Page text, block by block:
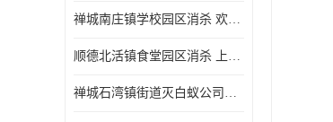
禅城南庄镇学校园区消杀 欢迎电话咨询 价格优惠
顺德北活镇食堂园区消杀 上门服务 确定方案
禅城石湾镇街道灭白蚁公司电话 病媒生物防治 上门服务 确定方案